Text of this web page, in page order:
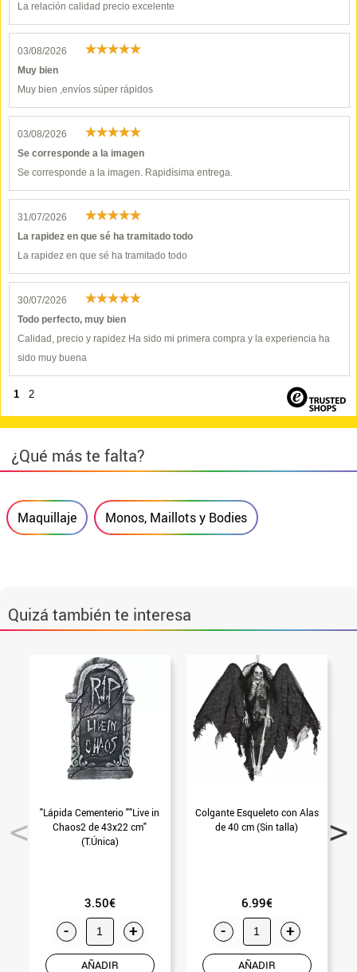
La relación calidad precio excelente
03/08/2026
Muy bien
Muy bien ,envíos súper rápidos
03/08/2026
Se corresponde a la imagen
Se corresponde a la imagen. Rapidísima entrega.
31/07/2026
La rapidez en que sé ha tramitado todo
La rapidez en que sé ha tramitado todo
30/07/2026
Todo perfecto, muy bien
Calidad, precio y rapidez Ha sido mi primera compra y la experiencia ha
sido muy buena
1 2
¿Qué más te falta?
Maquillaje Monos, Maillots y Bodies
Quizá también te interesa
"Lápida Cementerio ""Live in
Chaos2 de 43x22 cm"
(T.Única)
3.50€
- +
AÑADIR
Colgante Esqueleto con Alas
de 40 cm (Sin talla)
6.99€
- +
AÑADIR